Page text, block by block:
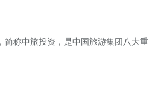
称中旅投资，是中国旅游集团八大重